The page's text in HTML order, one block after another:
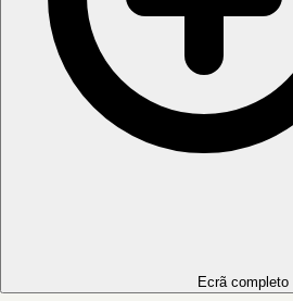
Ecrã completo